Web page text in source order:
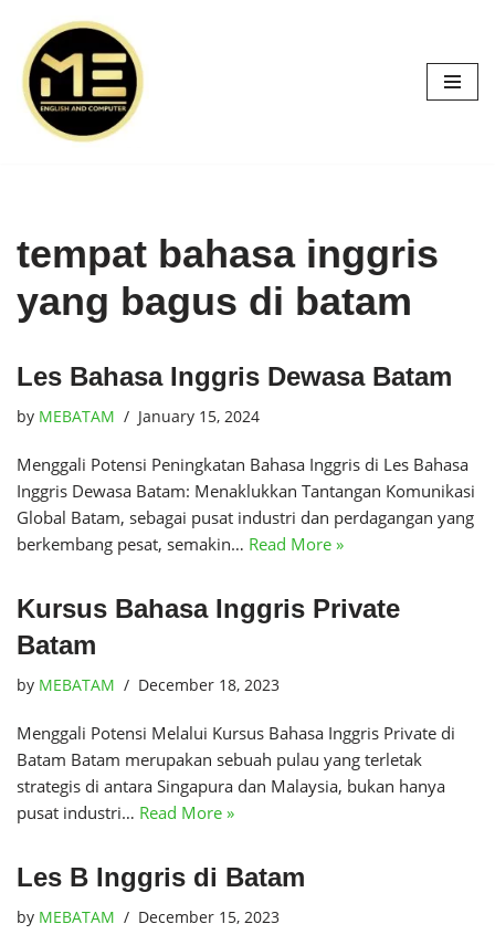
Skip
to
content
tempat bahasa inggris
yang bagus di batam
Les Bahasa Inggris Dewasa Batam
by MEBATAM January 15, 2024
Menggali Potensi Peningkatan Bahasa Inggris di Les Bahasa
Inggris Dewasa Batam: Menaklukkan Tantangan Komunikasi
Global Batam, sebagai pusat industri dan perdagangan yang
berkembang pesat, semakin… Read More »
Kursus Bahasa Inggris Private
Batam
by MEBATAM December 18, 2023
Menggali Potensi Melalui Kursus Bahasa Inggris Private di
Batam Batam merupakan sebuah pulau yang terletak
strategis di antara Singapura dan Malaysia, bukan hanya
pusat industri… Read More »
Les B Inggris di Batam
by MEBATAM December 15, 2023